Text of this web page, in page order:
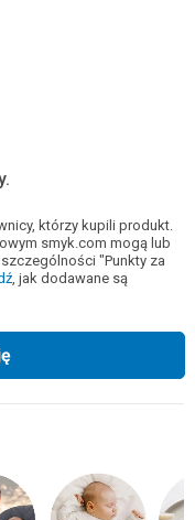
którzy kupili produkt.
smyk.com mogą lub
"Punkty za
, jak dodawane są